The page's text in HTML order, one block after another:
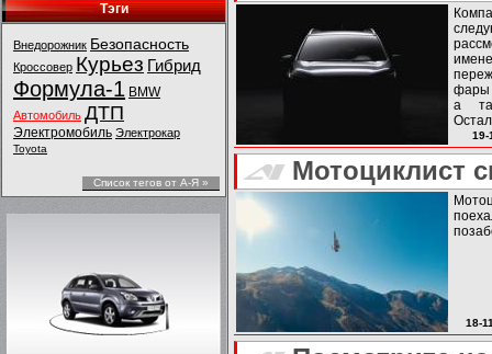
Тэги
Внедорожник Безопасность
Кроссовер Курьез Гибрид
Формула-1 BMW
Автомобиль ДТП
Электромобиль Электрокар
Toyota
Список тегов от А-Я »
фары
а
пока
19-
Мотоциклист
18-